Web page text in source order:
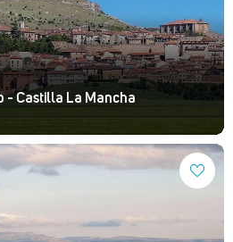
- Castilla La Mancha